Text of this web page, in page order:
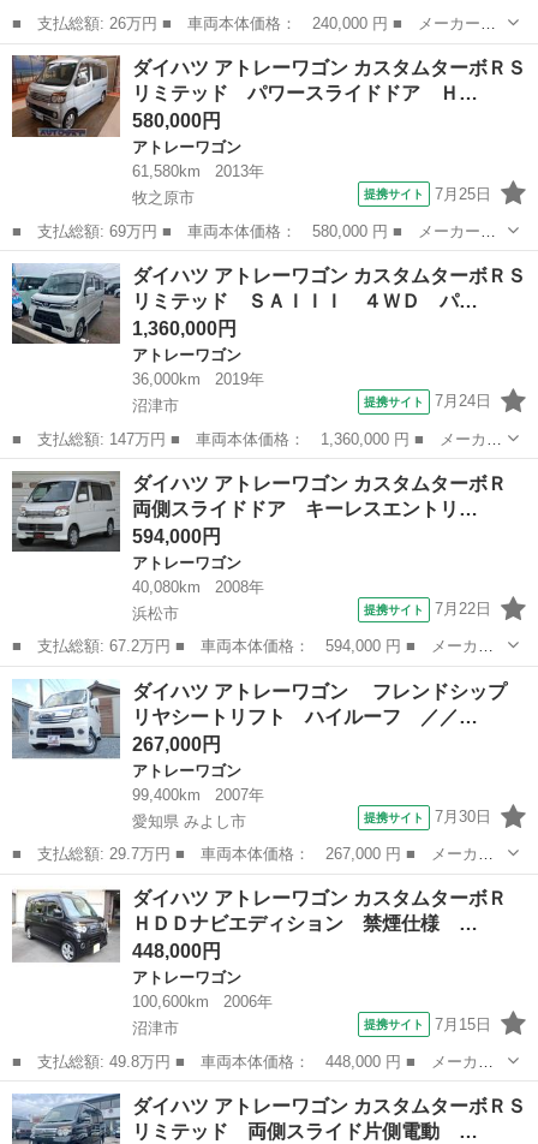
■ 支払総額: 26万円 ■ 車両本体価格： 240,000 円 ■ メーカー
名： ダイハツ ■ 車種名： アトレーワゴン ■ グレード名： カ
スタムターボＲＳリミテッド ＥＴＣ 両側スライド・片側電動 Ｈ
ＩＤ キーレスエ...
愛知 弥富市 アトレーワゴン
ダイハツ アトレーワゴン カスタムターボＲＳ
リミテッド パワースライドドア Ｈ…
580,000円
アトレーワゴン
61,580km
2013年
牧之原市
提携サイト 7月25日
■ 支払総額: 69万円 ■ 車両本体価格： 580,000 円 ■ メーカー
名： ダイハツ ■ 車種名： アトレーワゴン ■ グレード名： カ
スタムターボＲＳリミテッド パワースライドドア ＨＩＤヘッドラ
ンプ 電格ミラー...
静岡 牧之原市 アトレーワゴン
ダイハツ アトレーワゴン カスタムターボＲＳ
リミテッド ＳＡＩＩＩ ４ＷＤ パ…
1,360,000円
アトレーワゴン
36,000km
2019年
沼津市
提携サイト 7月24日
■ 支払総額: 147万円 ■ 車両本体価格： 1,360,000 円 ■ メーカー
名： ダイハツ ■ 車種名： アトレーワゴン ■ グレード名： カ
スタムターボＲＳリミテッド ＳＡＩＩＩ ４ＷＤ パナソニック７
インチナビ...
静岡 沼津市 アトレーワゴン
ダイハツ アトレーワゴン カスタムターボＲ
両側スライドドア キーレスエントリ…
594,000円
アトレーワゴン
40,080km
2008年
浜松市
提携サイト 7月22日
■ 支払総額: 67.2万円 ■ 車両本体価格： 594,000 円 ■ メーカー
名： ダイハツ ■ 車種名： アトレーワゴン ■ グレード名： カ
スタムターボＲ 両側スライドドア キーレスエントリー 電動格納
ミラー ベン...
静岡 浜松市 アトレーワゴン
ダイハツ アトレーワゴン フレンドシップ
リヤシートリフト ハイルーフ ／／…
267,000円
アトレーワゴン
99,400km
2007年
愛知県 みよし市
提携サイト 7月30日
■ 支払総額: 29.7万円 ■ 車両本体価格： 267,000 円 ■ メーカー
名： ダイハツ ■ 車種名： アトレーワゴン ■ グレード名：
フレンドシップ リヤシートリフト ハイルーフ ／／ナビ／ＴＶ／
キーレス／Ｅ...
愛知 みよし市 アトレーワゴン
ダイハツ アトレーワゴン カスタムターボＲ
ＨＤＤナビエディション 禁煙仕様 …
448,000円
アトレーワゴン
100,600km
2006年
沼津市
提携サイト 7月15日
■ 支払総額: 49.8万円 ■ 車両本体価格： 448,000 円 ■ メーカー
名： ダイハツ ■ 車種名： アトレーワゴン ■ グレード名： カ
スタムターボＲ ＨＤＤナビエディション 禁煙仕様 ターボ 無修
復車 ＨＩＤ...
静岡 沼津市 アトレーワゴン
ダイハツ アトレーワゴン カスタムターボＲＳ
リミテッド 両側スライド片側電動 …